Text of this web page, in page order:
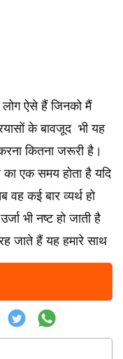
लोग ऐसे हैं जिनको मैं
के बावजूद भी यह
कितना जरूरी है।
एक समय होता है यदि
कई बार व्यर्थ हो
भी नष्ट हो जाती है
जाते हैं यह हमारे साथ